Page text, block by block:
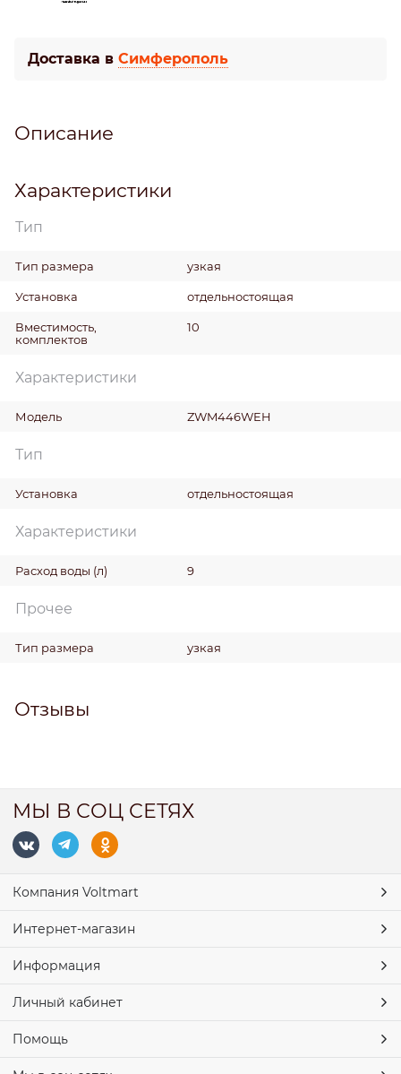
Доставка в Симферополь
Описание
Характеристики
Тип
Тип размера узкая
Установка отдельностоящая
Вместимость,
комплектов
10
Характеристики
Модель ZWM446WEH
Тип
Установка отдельностоящая
Характеристики
Расход воды (л) 9
Прочее
Тип размера узкая
Отзывы
МЫ В СОЦ СЕТЯХ
Компания Voltmart
Интернет-магазин
Информация
Личный кабинет
Помощь